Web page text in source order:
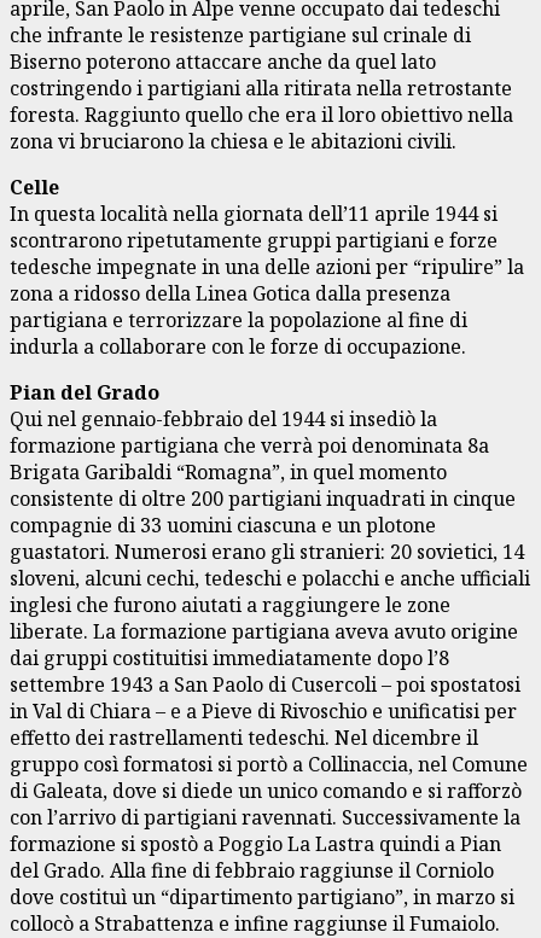
aprile, San Paolo in Alpe venne occupato dai tedeschi
che infrante le resistenze partigiane sul crinale di
Biserno poterono attaccare anche da quel lato
costringendo i partigiani alla ritirata nella retrostante
foresta. Raggiunto quello che era il loro obiettivo nella
zona vi bruciarono la chiesa e le abitazioni civili.
Celle
In questa località nella giornata dell’11 aprile 1944 si
scontrarono ripetutamente gruppi partigiani e forze
tedesche impegnate in una delle azioni per “ripulire” la
zona a ridosso della Linea Gotica dalla presenza
partigiana e terrorizzare la popolazione al fine di
indurla a collaborare con le forze di occupazione.
Pian del Grado
Qui nel gennaio-febbraio del 1944 si insediò la
formazione partigiana che verrà poi denominata 8a
Brigata Garibaldi “Romagna”, in quel momento
consistente di oltre 200 partigiani inquadrati in cinque
compagnie di 33 uomini ciascuna e un plotone
guastatori. Numerosi erano gli stranieri: 20 sovietici, 14
sloveni, alcuni cechi, tedeschi e polacchi e anche ufficiali
inglesi che furono aiutati a raggiungere le zone
liberate. La formazione partigiana aveva avuto origine
dai gruppi costituitisi immediatamente dopo l’8
settembre 1943 a San Paolo di Cusercoli – poi spostatosi
in Val di Chiara – e a Pieve di Rivoschio e unificatisi per
effetto dei rastrellamenti tedeschi. Nel dicembre il
gruppo così formatosi si portò a Collinaccia, nel Comune
di Galeata, dove si diede un unico comando e si rafforzò
con l’arrivo di partigiani ravennati. Successivamente la
formazione si spostò a Poggio La Lastra quindi a Pian
del Grado. Alla fine di febbraio raggiunse il Corniolo
dove costituì un “dipartimento partigiano”, in marzo si
collocò a Strabattenza e infine raggiunse il Fumaiolo.